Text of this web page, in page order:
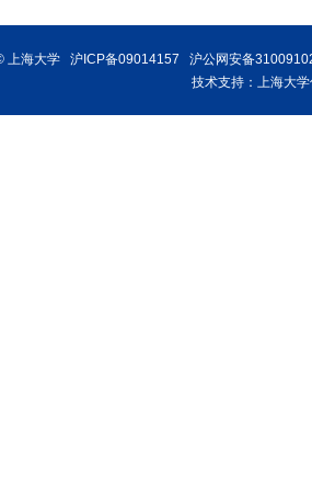
上海大学 沪ICP备09014157 沪公网安备
技术支持：
上海大